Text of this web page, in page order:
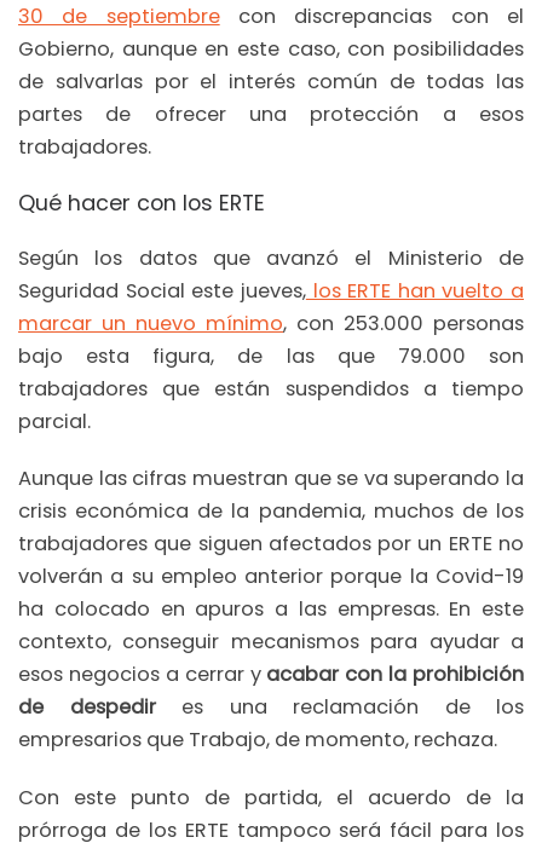
30 de septiembrecon discrepancias con el
Gobierno, aunque en este caso, con posibilidades
de salvarlas por el interés común de todas las
partes de ofrecer una protección a esos
trabajadores.
Qué hacer con los ERTE
Según los datos que avanzó el Ministerio de
Seguridad Social este jueves,los ERTE han vuelto a
marcar un nuevo mínimo, con 253.000 personas
bajo esta figura, de las que 79.000 son
trabajadores que están suspendidos a tiempo
parcial.
Aunque las cifras muestran que se va superando la
crisis económica de la pandemia, muchos de los
trabajadores que siguen afectados por un ERTE no
volverán a su empleo anterior porque la Covid-19
ha colocado en apuros a las empresas. En este
contexto, conseguir mecanismos para ayudar a
esos negocios a cerrar yacabar con la prohibición
de despedires una reclamación de los
empresarios que Trabajo, de momento, rechaza.
Con este punto de partida, el acuerdo de la
prórroga de los ERTE tampoco será fácil para los